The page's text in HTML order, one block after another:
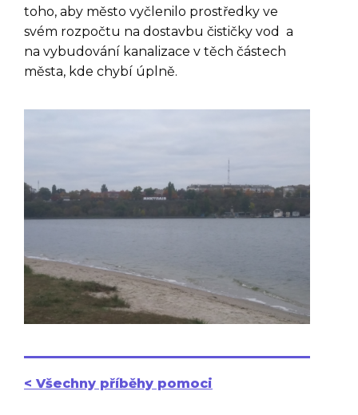
toho, aby město vyčlenilo prostředky ve
svém rozpočtu na dostavbu čističky vod a
na vybudování kanalizace v těch částech
města, kde chybí úplně.
< Všechny příběhy pomoci